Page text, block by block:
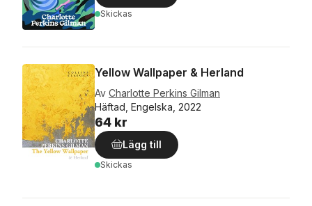
Skickas
Yellow Wallpaper & Herland
Av Charlotte Perkins Gilman
Häftad, Engelska, 2022
64 kr
Lägg till
Skickas